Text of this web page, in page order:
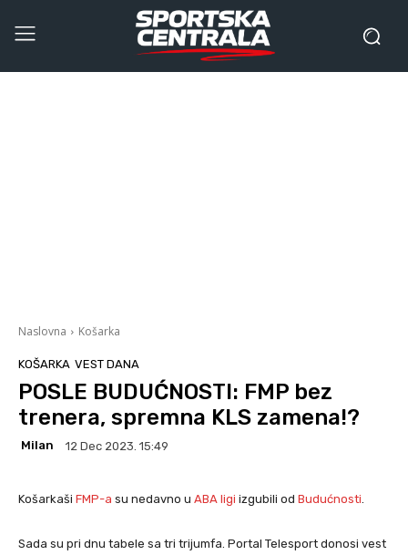
Naslovna Košarka
KOŠARKA VEST DANA
POSLE BUDUĆNOSTI: FMP bez
trenera, spremna KLS zamena!?
Milan 12 Dec 2023. 15:49
Košarkaši FMP-a su nedavno u ABA ligi izgubili od Budućnosti
Sada su pri dnu tabele sa tri trijumfa. Portal Telesport donosi vest